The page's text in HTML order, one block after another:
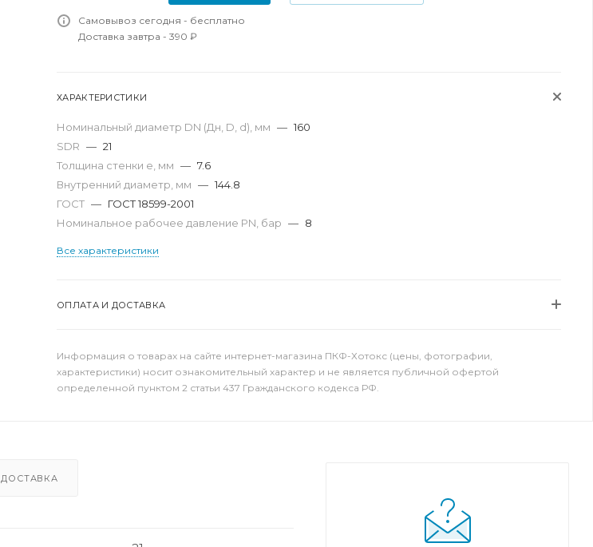
Самовывоз сегодня - бесплатно
Доставка завтра - 390 ₽
ХАРАКТЕРИСТИКИ
Номинальный диаметр DN (Дн, D, d), мм — 160
SDR — 21
Толщина стенки e, мм — 7.6
Внутренний диаметр, мм — 144.8
ГОСТ — ГОСТ 18599-2001
Номинальное рабочее давление PN, бар — 8
Все характеристики
ОПЛАТА И ДОСТАВКА
Информация о товарах на сайте интернет-магазина ПКФ-Хотокс (цены, фотографии,
характеристики) носит ознакомительный характер и не является публичной офертой
определенной пунктом 2 статьи 437 Гражданского кодекса РФ.
ДОСТАВКА